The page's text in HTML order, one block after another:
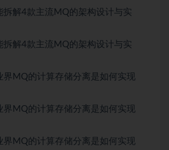
解4款主流MQ的架构设计与实
解4款主流MQ的架构设计与实
界MQ的计算存储分离是如何实现
MQ的计算存储分离是如何实现
MQ的计算存储分离是如何实现